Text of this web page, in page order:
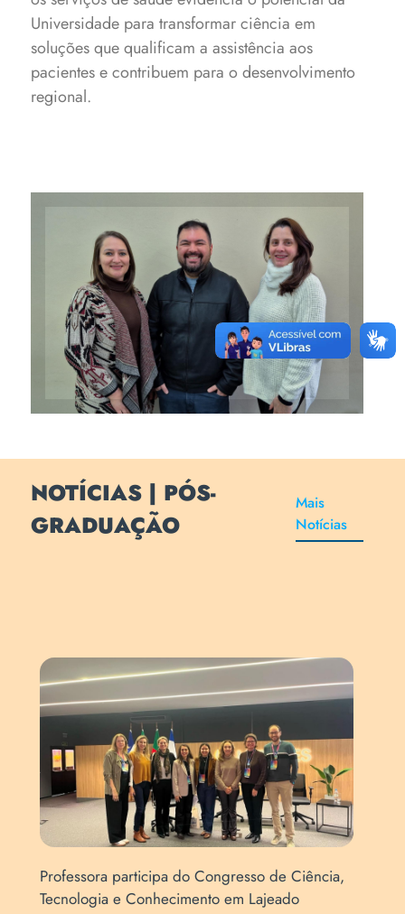
Universidade para transformar ciência em
soluções que qualificam a assistência aos
pacientes e contribuem para o desenvolvimento
regional.
Professores Jamile Zeni, André
Keng Wei Hsu e Geciane
Toniazzo Backes são autores
das pesquisas
NOTÍCIAS | PÓS-
GRADUAÇÃO
Mais
Notícias
Professora participa do Congresso de Ciência,
Tecnologia e Conhecimento em Lajeado